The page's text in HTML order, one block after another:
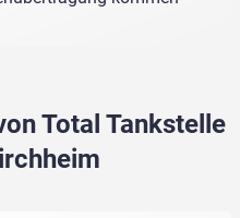
Total Tankstelle